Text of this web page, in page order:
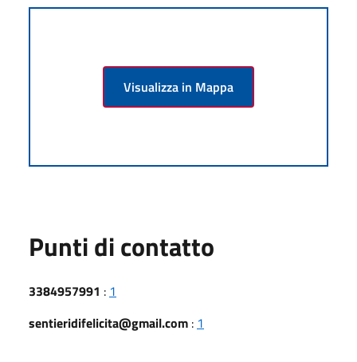
Visualizza in Mappa
Punti di contatto
3384957991 : 1
sentieridifelicita@gmail.com : 1